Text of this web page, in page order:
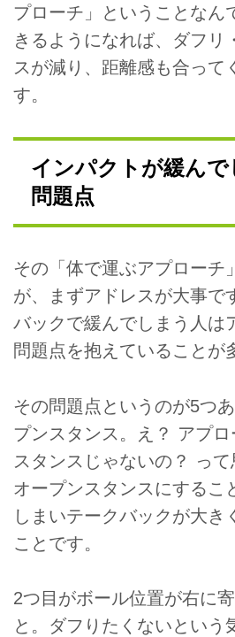
プローチ」ということなん
きるようになれば、ダフリ
スが減り、距離感も合って
す。
インパクトが緩ん
問題点
その「体で運ぶアプローチ
が、まずアドレスが大事で
バックで緩んでしまう人は
問題点を抱えていることが
その問題点というのが5つ
プンスタンス。え？ アプ
スタンスじゃないの？ っ
オープンスタンスにするこ
しまいテークバックが大き
ことです。
2つ目がボール位置が右に
と。ダフりたくないという